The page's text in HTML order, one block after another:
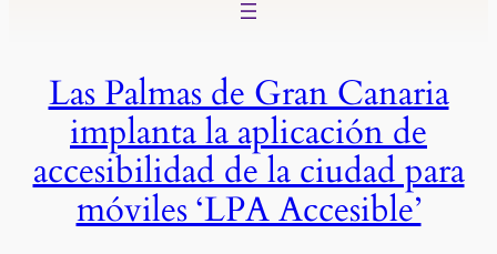
Las Palmas de Gran Canaria
implanta la aplicación de
accesibilidad de la ciudad para
móviles ‘LPA Accesible’